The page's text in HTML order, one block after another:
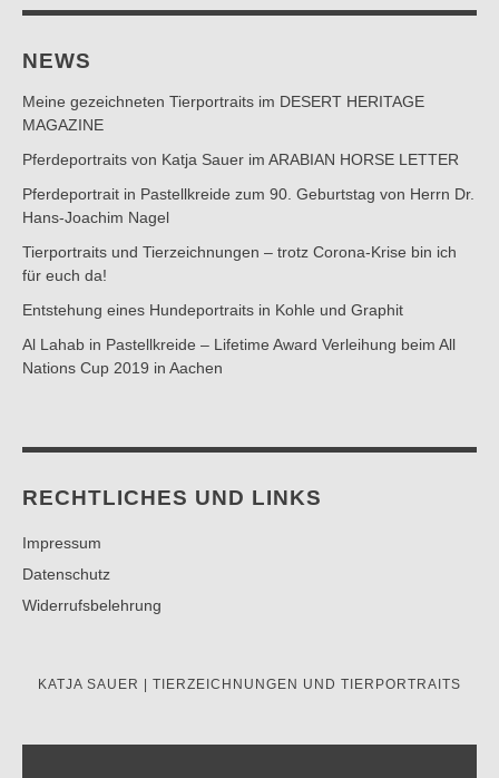
NEWS
Meine gezeichneten Tierportraits im DESERT HERITAGE
MAGAZINE
Pferdeportraits von Katja Sauer im ARABIAN HORSE LETTER
Pferdeportrait in Pastellkreide zum 90. Geburtstag von Herrn Dr.
Hans-Joachim Nagel
Tierportraits und Tierzeichnungen – trotz Corona-Krise bin ich
für euch da!
Entstehung eines Hundeportraits in Kohle und Graphit
Al Lahab in Pastellkreide – Lifetime Award Verleihung beim All
Nations Cup 2019 in Aachen
RECHTLICHES UND LINKS
Impressum
Datenschutz
Widerrufsbelehrung
KATJA SAUER | TIERZEICHNUNGEN UND TIERPORTRAITS